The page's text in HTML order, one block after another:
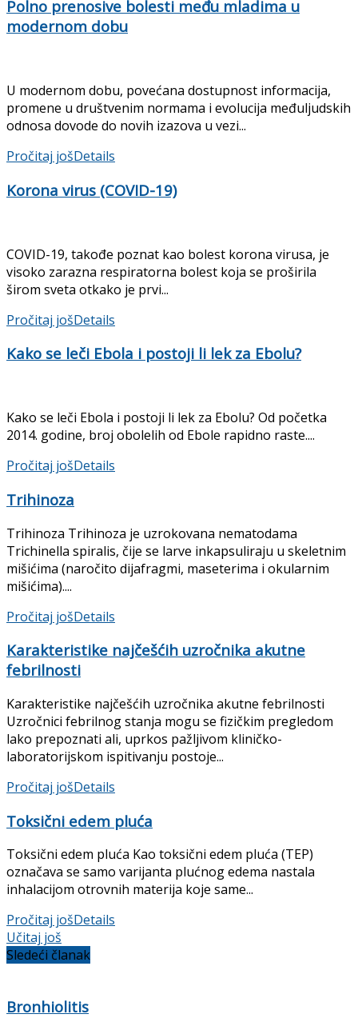
Polno prenosive bolesti među mladima u
modernom dobu
U modernom dobu, povećana dostupnost informacija,
promene u društvenim normama i evolucija međuljudskih
odnosa dovode do novih izazova u vezi...
Pročitaj jošDetails
Korona virus (COVID-19)
COVID-19, takođe poznat kao bolest korona virusa, je
visoko zarazna respiratorna bolest koja se proširila
širom sveta otkako je prvi...
Pročitaj jošDetails
Kako se leči Ebola i postoji li lek za Ebolu?
Kako se leči Ebola i postoji li lek za Ebolu? Od početka
2014. godine, broj obolelih od Ebole rapidno raste....
Pročitaj jošDetails
Trihinoza
Trihinoza Trihinoza je uzrokovana nematodama
Trichinella spiralis, čije se larve inkapsuliraju u skeletnim
mišićima (naročito dija­fragmi, maseterima i okularnim
mišićima)....
Pročitaj jošDetails
Karakteristike najčešćih uzročnika akutne
febrilnosti
Karakteristike najčešćih uzročnika akutne febrilnosti
Uzročnici febrilnog stanja mogu se fizič­kim pregledom
lako prepoznati ali, uprkos pažljivom kliničko-
laboratorijskom ispiti­vanju postoje...
Pročitaj jošDetails
Toksični edem pluća
Toksični edem pluća Kao toksični edem pluća (TEP)
označava se samo varijanta plućnog edema nastala
inhalacijom otrovnih materija koje same...
Pročitaj jošDetails
Učitaj još
Sledeći članak
Bronhiolitis